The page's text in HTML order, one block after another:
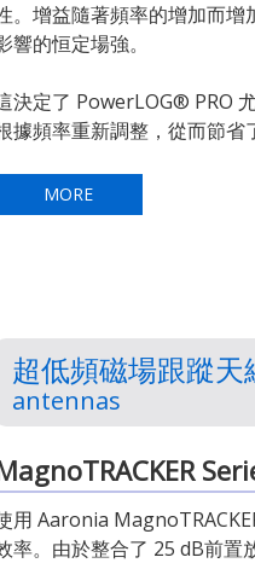
。增益隨著頻率的增加而
響的恒定場強。
決定了 PowerLOG® PRO
據頻率重新調整，從而節省
MORE
超低頻磁場跟蹤
antennas
用 Aaronia
率。由於整合了 25 dB前置